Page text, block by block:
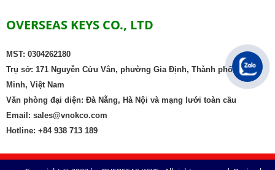
OVERSEAS KEYS CO., LTD
MST: 0304262180
Trụ sở: 171 Nguyễn Cửu Vân, phường Gia Định, Thành phố Hồ Chí
Minh, Việt Nam
Văn phòng đại diện: Đà Nẵng, Hà Nội và mạng lưới toàn cầu
Email: sales@vnokco.com
Hotline: +84 938 713 189